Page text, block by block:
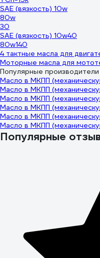
SAE (вязкость) 10w
80w
30
SAE (вязкость) 10w40
80w140
4 тактные масла для
Моторные масла для
Популярные производители
Масло в МКПП
Масло в МКПП
Масло в МКПП
Масло в МКПП
Масло в МКПП
Масло в МКПП
Популярные